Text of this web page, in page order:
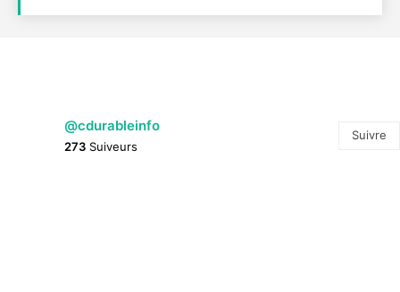
@cdurableinfo
273 Suiveurs
Suivre